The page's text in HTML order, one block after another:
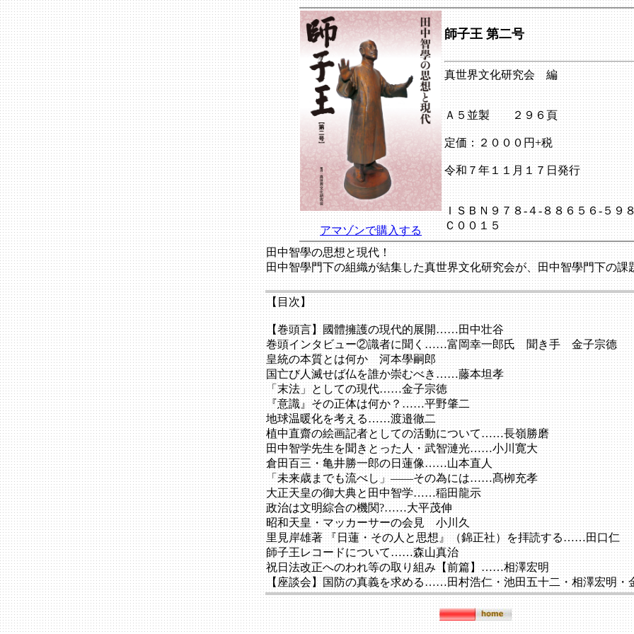
アマゾンで購入する
師子王 第二号
真世界文化研究会 編
Ａ５並製 ２９６頁
定価：２０００円+税
令和７年１１月１７日発行
ＩＳＢＮ９７８-４-８８６５６-５９
Ｃ００１５
田中智學の思想と現代！
田中智學門下の組織が結集した真世界文化研究会が、田中智學門下の課
【目次】
【巻頭言】國體擁護の現代的展開……田中壮谷
巻頭インタビュー②識者に聞く……富岡幸一郎氏 聞き手 金子宗德
皇統の本質とは何か 河本學嗣郎
国亡び人滅せば仏を誰か崇むべき……藤本坦孝
「末法」としての現代……金子宗徳
『意識』その正体は何か？……平野肇二
地球温暖化を考える……渡邉徹二
植中直齋の絵画記者としての活動について……長嶺勝磨
田中智学先生を聞きとった人・武智漣光……小川寛大
倉田百三・亀井勝一郎の日蓮像……山本直人
「未来歳までも流べし」――その為には……髙栁充孝
大正天皇の御大典と田中智学……稲田龍示
政治は文明綜合の機関?……大平茂伸
昭和天皇・マッカーサーの会見 小川久
里見岸雄著 『日蓮・その人と思想』（錦正社）を拝読する……田口仁
師子王レコードについて……森山真治
祝日法改正へのわれ等の取り組み【前篇】……相澤宏明
【座談会】国防の真義を求める……田村浩仁・池田五十二・相澤宏明・